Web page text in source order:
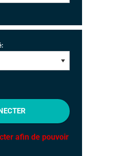
afin de pouvoir